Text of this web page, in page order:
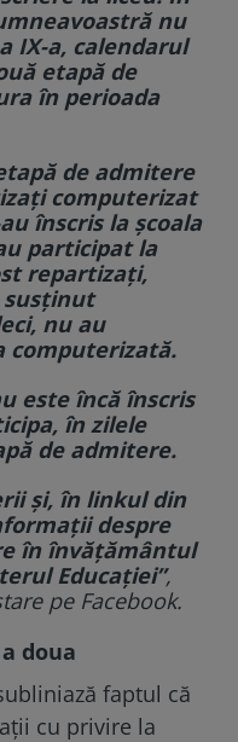
nu
IX-a, calendarul
etapă de
în perioada
de admitere
computerizat
înscris la școala
participat la
repartizați,
susținut
nu au
computerizată.
este încă înscris
în zilele
de admitere.
și, în linkuldin
despre
în învățământul
Educației”,
pe Facebook.
doua
faptul că
cu privire la